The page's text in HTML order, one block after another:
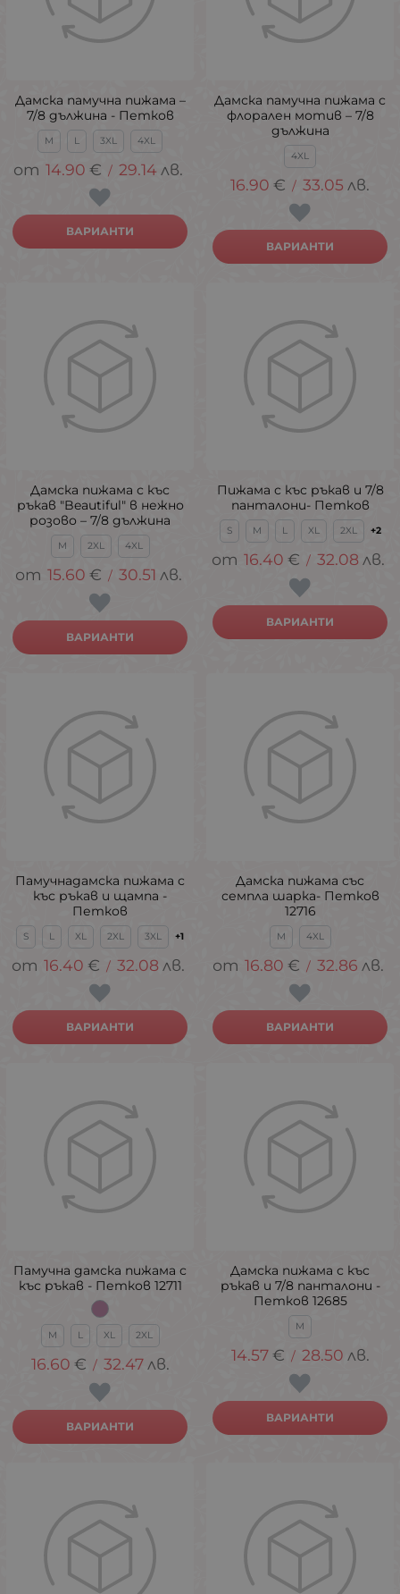
Дамска памучна пижама –
7/8 дължина - Петков
M L 3XL 4XL
14.90 € / 29.14 лв.
ВАРИАНТИ
Дамска памучна пижама с
флорален мотив – 7/8
дължина
4XL
16.90 € / 33.05 лв.
ВАРИАНТИ
Дамска пижама с къс
ръкав "Beautiful" в нежно
розово – 7/8 дължина
M 2XL 4XL
15.60 € / 30.51 лв.
ВАРИАНТИ
Пижама с къс ръкав и 7/8
панталони- Петков
S M L XL 2XL +2
16.40 € / 32.08 лв.
ВАРИАНТИ
Памучнадамска пижама с
къс ръкав и щампа -
Петков
S L XL 2XL 3XL +1
16.40 € / 32.08 лв.
ВАРИАНТИ
Дамска пижама със
семпла шарка- Петков
12716
M 4XL
16.80 € / 32.86 лв.
ВАРИАНТИ
Памучна дамска пижама с
къс ръкав - Петков 12711
M L XL 2XL
16.60 € / 32.47 лв.
ВАРИАНТИ
Дамска пижама с къс
ръкав и 7/8 панталони -
Петков 12685
M
14.57 € / 28.50 лв.
ВАРИАНТИ